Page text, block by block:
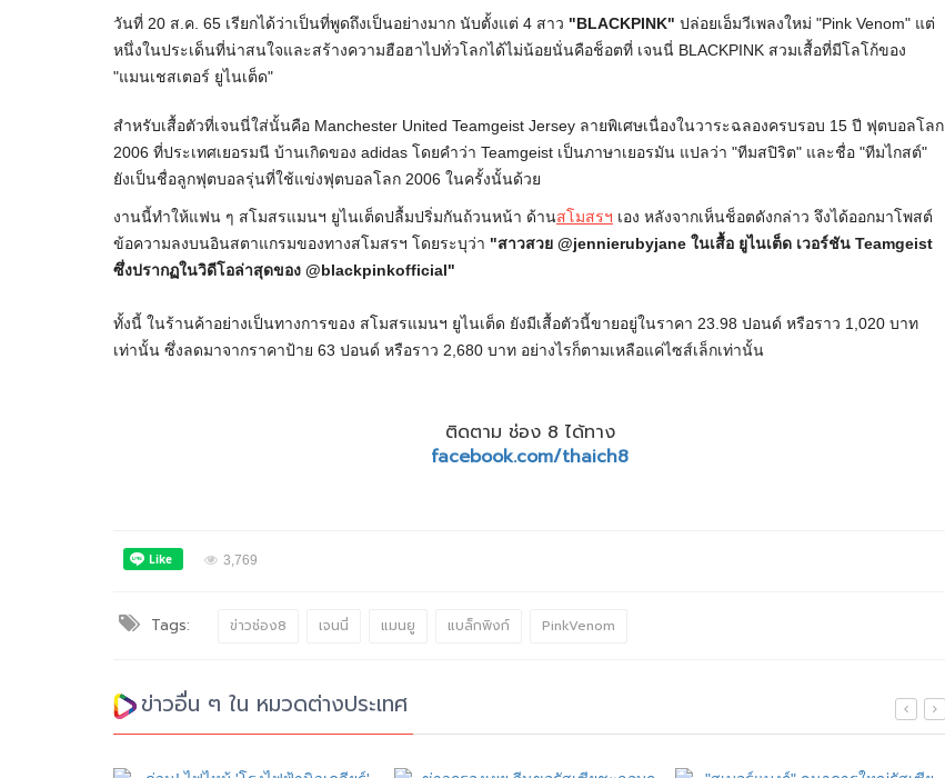
วันที่ 20 ส.ค. 65 เรียกได้ว่าเป็นที่พูดถึงเป็นอย่างมาก นับตั้งแต่ 4 สาว "BLACKPINK" ปล่อยเอ็มวีเพลงใหม่ "Pink Venom" แต่
หนึ่งในประเด็นที่น่าสนใจและสร้างความฮือฮาไปทั่วโลกได้ไม่น้อยนั่นคือช็อตที่ เจนนี่ BLACKPINK สวมเสื้อที่มีโลโก้ของ
"แมนเชสเตอร์ ยูไนเต็ด"
สำหรับเสื้อตัวที่เจนนี่ใส่นั้นคือ Manchester United Teamgeist Jersey ลายพิเศษเนื่องในวาระฉลองครบรอบ 15 ปี ฟุตบอลโลก
2006 ที่ประเทศเยอรมนี บ้านเกิดของ adidas โดยคำว่า Teamgeist เป็นภาษาเยอรมัน แปลว่า "ทีมสปิริต" และชื่อ "ทีมไกสต์"
ยังเป็นชื่อลูกฟุตบอลรุ่นที่ใช้แข่งฟุตบอลโลก 2006 ในครั้งนั้นด้วย
งานนี้ทำให้แฟน ๆ สโมสรแมนฯ ยูไนเต็ดปลื้มปริ่มกันถ้วนหน้า ด้านสโมสรฯ เอง หลังจากเห็นช็อตดังกล่าว จึงได้ออกมาโพสต์
ข้อความลงบนอินสตาแกรมของทางสโมสรฯ โดยระบุว่า "สาวสวย @jennierubyjane ในเสื้อ ยูไนเต็ด เวอร์ชัน Teamgeist
ซึ่งปรากฏในวิดีโอล่าสุดของ @blackpinkofficial"
ทั้งนี้ ในร้านค้าอย่างเป็นทางการของ สโมสรแมนฯ ยูไนเต็ด ยังมีเสื้อตัวนี้ขายอยู่ในราคา 23.98 ปอนด์ หรือราว 1,020 บาท
เท่านั้น ซึ่งลดมาจากราคาป้าย 63 ปอนด์ หรือราว 2,680 บาท อย่างไรก็ตามเหลือแค่ไซส์เล็กเท่านั้น
ติดตาม ช่อง 8 ได้ทาง
facebook.com/thaich8
3,769
Tags: ข่าวช่อง8 เจนนี่ แมนยู แบล็กพิงก์ PinkVenom
ข่าวอื่น ๆ ใน หมวดต่างประเทศ